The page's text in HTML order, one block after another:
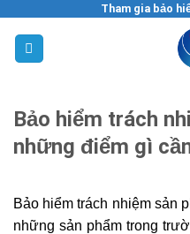
content
Tham gia bảo
Bảo hiểm trách
những điểm gì
Bảo hiểm trách nhiệm sản
những sản phẩm trong